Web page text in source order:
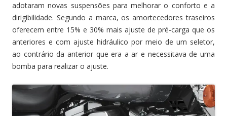
adotaram novas suspensões para melhorar o conforto e a
dirigibilidade. Segundo a marca, os amortecedores traseiros
oferecem entre 15% e 30% mais ajuste de pré-carga que os
anteriores e com ajuste hidráulico por meio de um seletor,
ao contrário da anterior que era a ar e necessitava de uma
bomba para realizar o ajuste.